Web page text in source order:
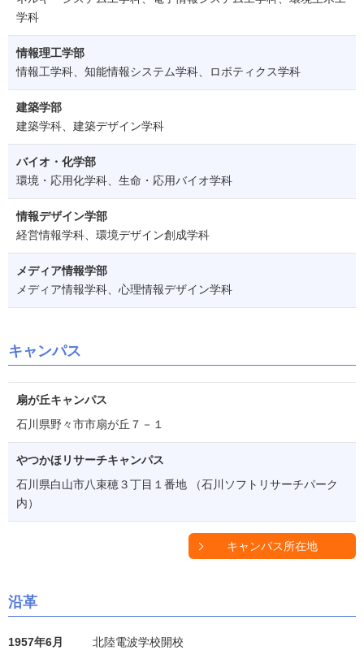
学科
情報理工学部
情報工学科、知能情報システム学科、ロボティクス学科
建築学部
建築学科、建築デザイン学科
バイオ・化学部
環境・応用化学科、生命・応用バイオ学科
情報デザイン学部
経営情報学科、環境デザイン創成学科
メディア情報学部
メディア情報学科、心理情報デザイン学科
キャンパス
扇が丘キャンパス
石川県野々市市扇が丘７－１
やつかほリサーチキャンパス
石川県白山市八束穂３丁目１番地 （石川ソフトリサーチパーク
内）
キャンパス所在地
沿革
1957年6月 北陸電波学校開校